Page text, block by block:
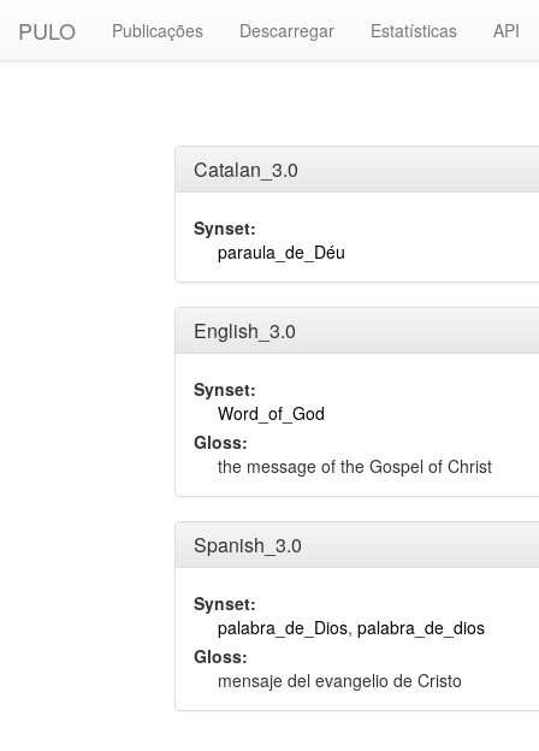
PULO Publicações Descarregar Estatísticas API
Catalan_3.0
Synset:
paraula_de_Déu
English_3.0
Synset:
Word_of_God
Gloss:
the message of the Gospel of Christ
Spanish_3.0
Synset:
palabra_de_Dios, palabra_de_dios
Gloss:
mensaje del evangelio de Cristo